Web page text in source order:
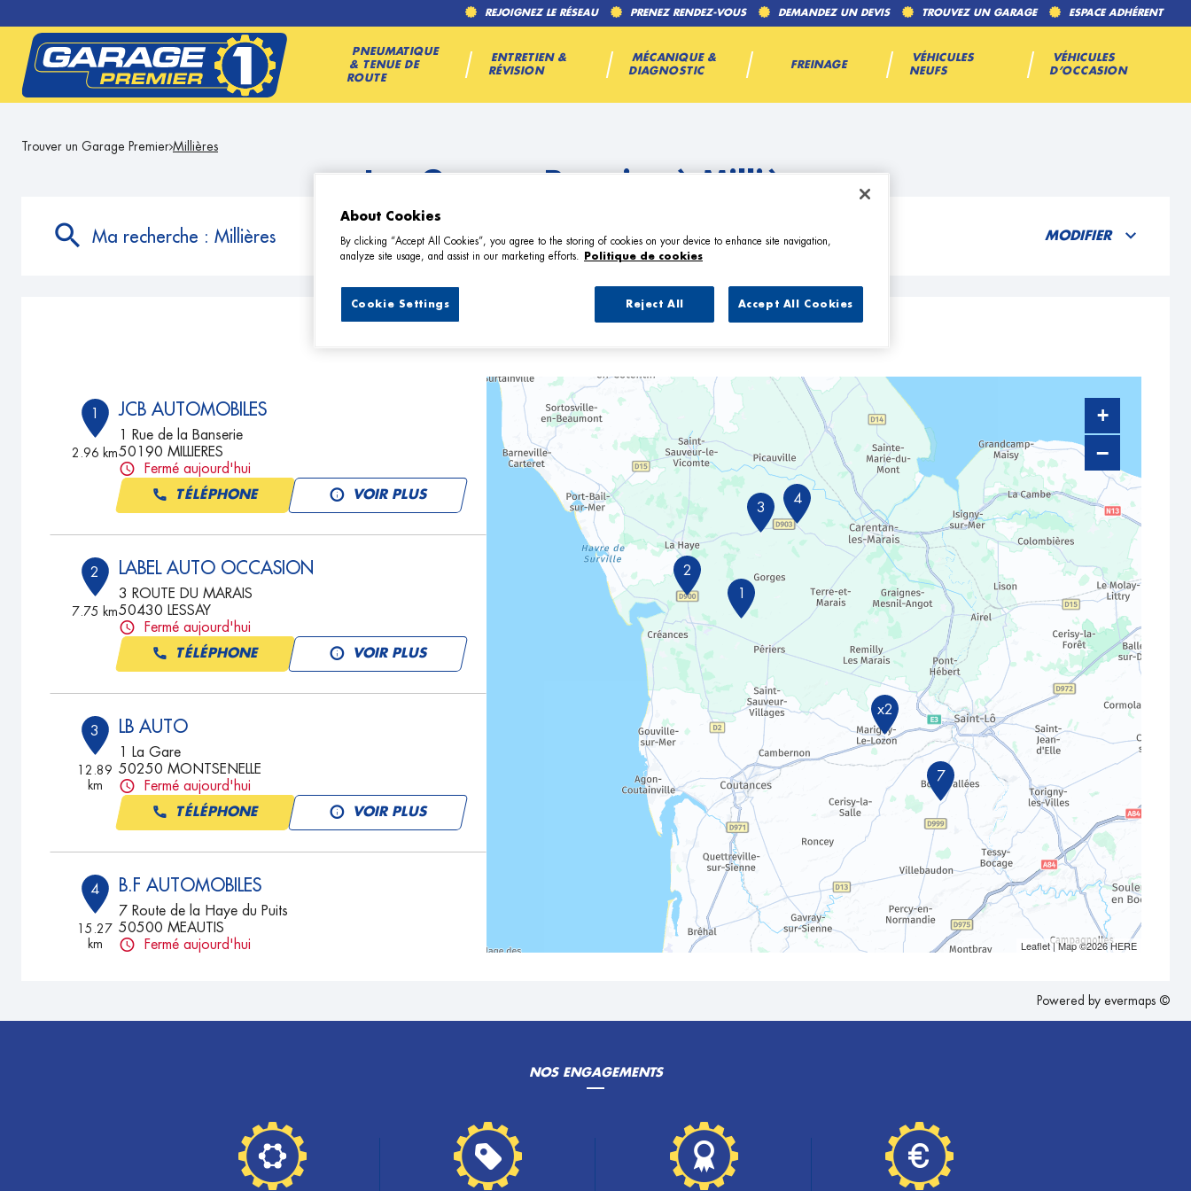
REJOIGNEZ LE RÉSEAU PRENEZ RENDEZ-VOUS DEMANDEZ UN DEVIS TROUVEZ UN GARAGE ESPACE ADHÉRENT
PNEUMATIQUE
& TENUE DE
ROUTE
ENTRETIEN &
RÉVISION
MÉCANIQUE &
DIAGNOSTIC
FREINAGE
VÉHICULES
NEUFS
VÉHICULES
D’OCCASION
Trouver un Garage Premier Millières
Les Garage Premier à Millières
Ma recherche : Millières MODIFIER
1
2.96 km
JCB AUTOMOBILES
1 Rue de la Banserie
50190 MILLIERES
Fermé aujourd'hui
TÉLÉPHONE VOIR PLUS
2
7.75 km
LABEL AUTO OCCASION
3 ROUTE DU MARAIS
50430 LESSAY
Fermé aujourd'hui
TÉLÉPHONE VOIR PLUS
3
12.89
km
LB AUTO
1 La Gare
50250 MONTSENELLE
Fermé aujourd'hui
TÉLÉPHONE VOIR PLUS
4
15.27
km
B.F AUTOMOBILES
7 Route de la Haye du Puits
50500 MEAUTIS
Fermé aujourd'hui
TÉLÉPHONE
7
x2
4
3
2
1
+
−
Leaflet| Map ©2026HERE
Powered by evermaps ©
NOS ENGAGEMENTS
About Cookies
By clicking “Accept All Cookies”, you agree to the storing of cookies on your device to enhance site navigation,
analyze site usage, and assist in our marketing efforts.
Politique de cookies
Reject All Accept All Cookies
Cookie Settings